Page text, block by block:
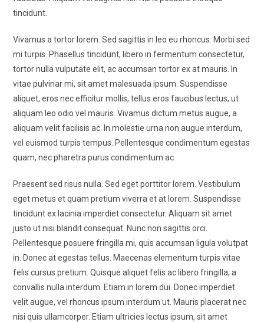
tincidunt.
Vivamus a tortor lorem. Sed sagittis in leo eu rhoncus. Morbi sed
mi turpis. Phasellus tincidunt, libero in fermentum consectetur,
tortor nulla vulputate elit, ac accumsan tortor ex at mauris. In
vitae pulvinar mi, sit amet malesuada ipsum. Suspendisse
aliquet, eros nec efficitur mollis, tellus eros faucibus lectus, ut
aliquam leo odio vel mauris. Vivamus dictum metus augue, a
aliquam velit facilisis ac. In molestie urna non augue interdum,
vel euismod turpis tempus. Pellentesque condimentum egestas
quam, nec pharetra purus condimentum ac.
Praesent sed risus nulla. Sed eget porttitor lorem. Vestibulum
eget metus et quam pretium viverra et at lorem. Suspendisse
tincidunt ex lacinia imperdiet consectetur. Aliquam sit amet
justo ut nisi blandit consequat. Nunc non sagittis orci.
Pellentesque posuere fringilla mi, quis accumsan ligula volutpat
in. Donec at egestas tellus. Maecenas elementum turpis vitae
felis cursus pretium. Quisque aliquet felis ac libero fringilla, a
convallis nulla interdum. Etiam in lorem dui. Donec imperdiet
velit augue, vel rhoncus ipsum interdum ut. Mauris placerat nec
nisi quis ullamcorper. Etiam ultricies lectus ipsum, sit amet